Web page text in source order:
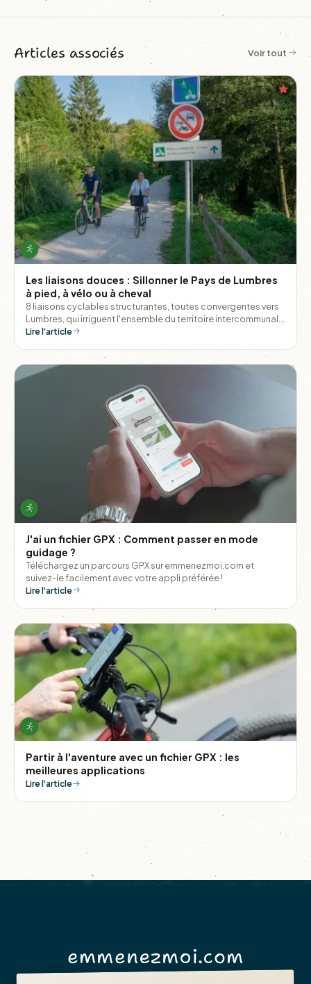
Articles associés Voir tout
Les liaisons douces : Sillonner le Pays de Lumbres
à pied, à vélo ou à cheval
8 liaisons cyclables structurantes, toutes convergentes vers
Lumbres, qui irriguent l'ensemble du territoire intercommunal
et permettent de relier les villages entre eux sans monter dans
Lire l'article
J'ai un fichier GPX : Comment passer en mode
guidage ?
Téléchargez un parcours GPX sur emmenezmoi.com et
suivez-le facilement avec votre appli préférée !
Lire l'article
Partir à l'aventure avec un fichier GPX : les
meilleures applications
Lire l'article
emmenezmoi.com